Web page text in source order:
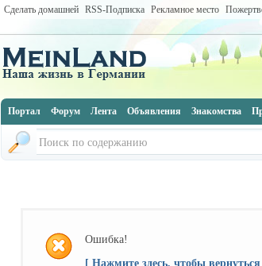
Сделать домашней RSS-Подписка Рекламное место
Портал Форум Лента Объявления Знакомства
Ошибка!
[ Нажмите здесь, чтобы